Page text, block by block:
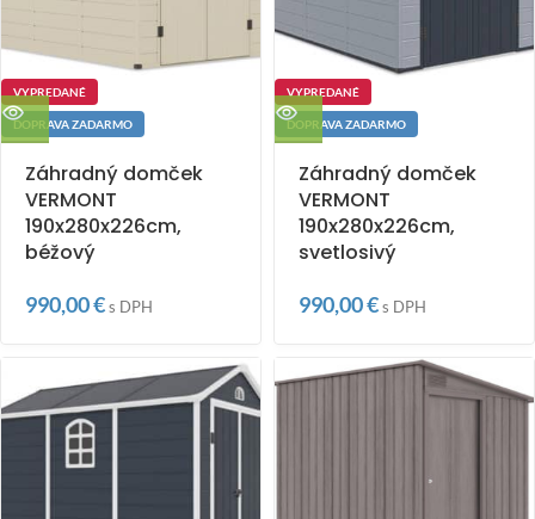
VYPREDANÉ
DOPRAVA ZADARMO
Záhradný domček
VERMONT
190x280x226cm,
béžový
990,00€s DPH
VYPREDANÉ
DOPRAVA ZADARMO
Záhradný domček
VERMONT
190x280x226cm,
svetlosivý
990,00€s DPH